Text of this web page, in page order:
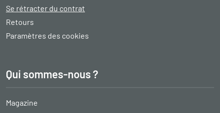
Se rétracter du contrat
Retours
Paramètres des cookies
Qui sommes-nous ?
Magazine